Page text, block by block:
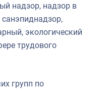
надзор, надзор в
экологический
трудового
групп по